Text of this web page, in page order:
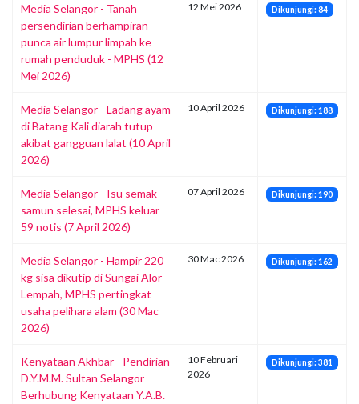
Media Selangor - Tanah
persendirian berhampiran
punca air lumpur limpah ke
rumah penduduk - MPHS (12
Mei 2026)
12 Mei 2026 Dikunjungi: 84
Media Selangor - Ladang ayam
di Batang Kali diarah tutup
akibat gangguan lalat (10 April
2026)
10 April 2026 Dikunjungi: 188
Media Selangor - Isu semak
samun selesai, MPHS keluar
59 notis (7 April 2026)
07 April 2026 Dikunjungi: 190
Media Selangor - Hampir 220
kg sisa dikutip di Sungai Alor
Lempah, MPHS pertingkat
usaha pelihara alam (30 Mac
2026)
30 Mac 2026 Dikunjungi: 162
Kenyataan Akhbar - Pendirian
D.Y.M.M. Sultan Selangor
Berhubung Kenyataan Y.A.B.
10 Februari
2026
Dikunjungi: 381